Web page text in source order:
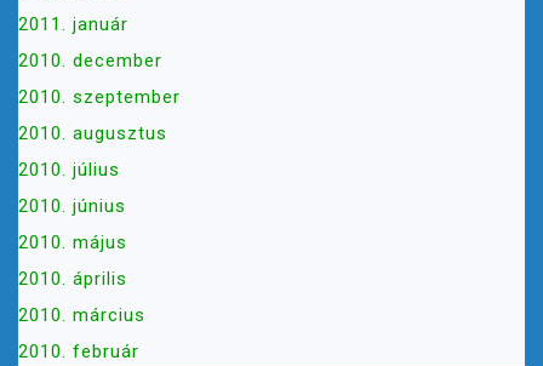
2011. január
2010. december
2010. szeptember
2010. augusztus
2010. július
2010. június
2010. május
2010. április
2010. március
2010. február